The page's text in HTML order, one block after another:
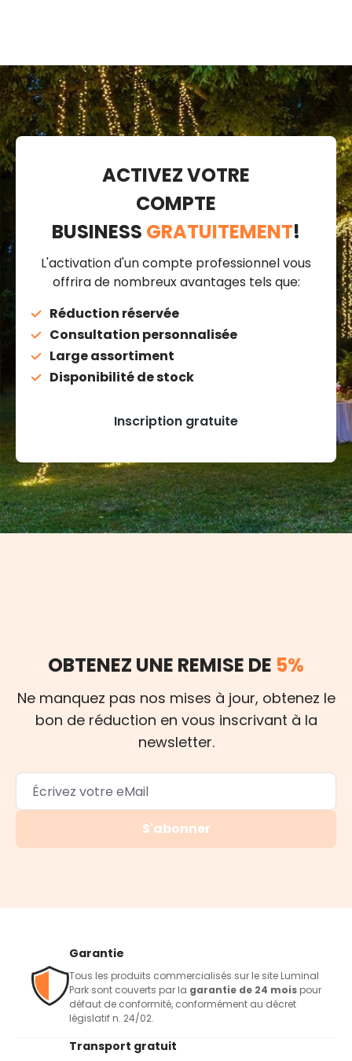
ACTIVEZ VOTRE
COMPTE
BUSINESS GRATUITEMENT!
L'activation d'un compte professionnel vous
offrira de nombreux avantages tels que:
Réduction réservée
Consultation personnalisée
Large assortiment
Disponibilité de stock
Inscription gratuite
OBTENEZ UNE REMISE DE 5%
Ne manquez pas nos mises à jour, obtenez le
bon de réduction en vous inscrivant à la
newsletter.
S'abonner
Garantie
Tous les produits commercialisés sur le site Luminal
Park sont couverts par la garantie de 24 mois pour
défaut de conformité, conformément au décret
législatif n. 24/02.
Transport gratuit